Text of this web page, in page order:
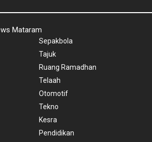
Mataram
Sepakbola
Tajuk
Ruang Ramadhan
Telaah
Otomotif
Tekno
Kesra
Pendidikan